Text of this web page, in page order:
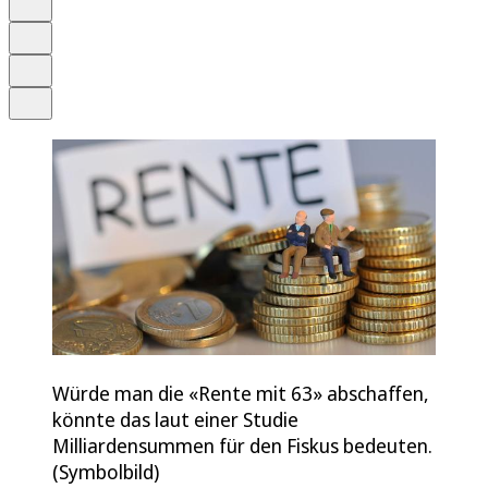
Würde man die «Rente mit 63» abschaffen,
könnte das laut einer Studie
Milliardensummen für den Fiskus bedeuten.
(Symbolbild)